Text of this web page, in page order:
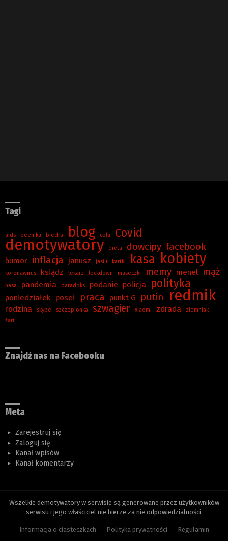
Tagi
aids beemka biedra blog cola Covid
demotywatory dieta dowcipy facebook
humor inflacja janusz jasiu kartki kasa kobiety
koronawirus ksiądz lekarz lockdown maseczki memy menel mąż
nasa pandemia paradoks podanie policja polityka
poniedziałek poseł praca punkt G putin redmik
rodzina skype szczepionka szwagier xiaomi zdrada
ziemniak
żart
Znajdź nas na Facebooku
Meta
Zarejestruj się
Zaloguj się
Kanał wpisów
Kanał komentarzy
Wszelkie demotywatory w serwisie są generowane przez użytkowników
serwisu i jego właściciel nie bierze za nie odpowiedzialności.
Informacja o ciasteczkach Polityka prywatności Regulamin